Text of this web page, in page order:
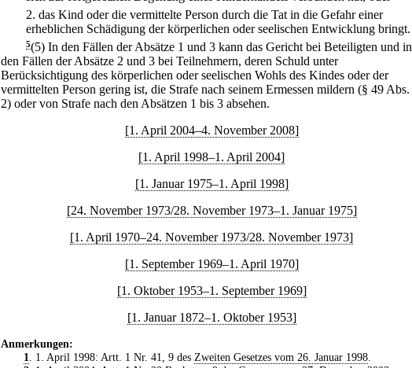
2. das Kind oder die vermittelte Person durch die Tat in die Gefahr einer
erheblichen Schädigung der körperlichen oder seelischen Entwicklung bringt.
5(5) In den Fällen der Absätze 1 und 3 kann das Gericht bei Beteiligten und in
den Fällen der Absätze 2 und 3 bei Teilnehmern, deren Schuld unter
Berücksichtigung des körperlichen oder seelischen Wohls des Kindes oder der
vermittelten Person gering ist, die Strafe nach seinem Ermessen mildern (§ 49 Abs.
2) oder von Strafe nach den Absätzen 1 bis 3 absehen.
[1. April 2004–4. November 2008]
[1. April 1998–1. April 2004]
[1. Januar 1975–1. April 1998]
[24. November 1973/28. November 1973–1. Januar 1975]
[1. April 1970–24. November 1973/28. November 1973]
[1. September 1969–1. April 1970]
[1. Oktober 1953–1. September 1969]
[1. Januar 1872–1. Oktober 1953]
Anmerkungen:
1. 1. April 1998: Artt. 1 Nr. 41, 9 des Zweiten Gesetzes vom 26. Januar 1998.